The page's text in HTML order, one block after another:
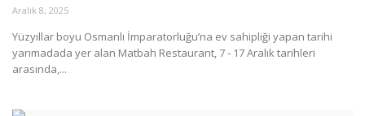
Aralık 8, 2025
Yüzyıllar boyu Osmanlı İmparatorluğu’na ev sahipliği yapan tarihi
yarımadada yer alan Matbah Restaurant, 7 - 17 Aralık tarihleri
arasında,...